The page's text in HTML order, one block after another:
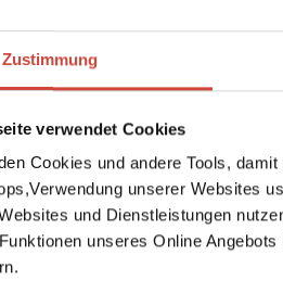
Zustimmung
verwendet Cookies
Cookies und andere Tools,
unserer Websites
und Dienstleistungen
unseres Online
Hut – die
damit seit Jahren.
ihrem neuen Partner
Und sie haben Ellen,
Nachhaltigkeit einsetzt
Sohn Elvis so
einen Hund. Doch
Jungen etwas
nicht preisgibt,
aus Gerüchten um die